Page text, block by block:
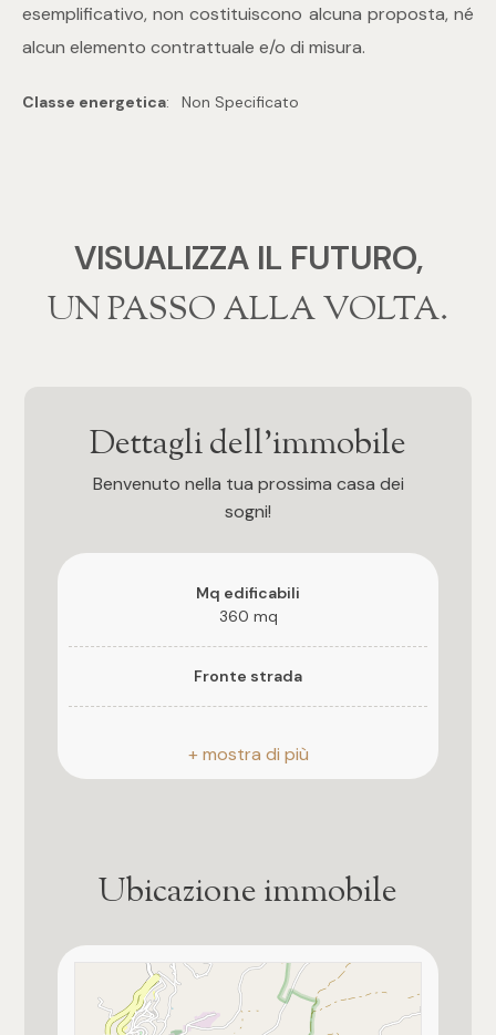
esemplificativo, non costituiscono alcuna proposta, né
alcun elemento contrattuale e/o di misura.
Classe energetica: Non Specificato
VISUALIZZA IL FUTURO,
‍‍UN PASSO ALLA VOLTA.
Dettagli dell'immobile
Benvenuto nella tua prossima casa dei
sogni!
Mq edificabili
360 mq
Fronte strada
Ubicazione immobile
Totale
mq
Locali
Qualsiasi
4
5+
Bagni
2